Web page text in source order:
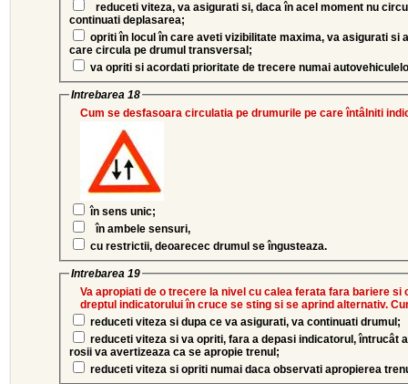
reduceti viteza, va asigurati si, daca în acel moment nu
continuati deplasarea;
care circula pe drumul transversal;
va opriti si acordati prioritate de trecere numai
Intrebarea 18
Cum se desfasoara circulatia pe drumurile pe care întâlniti
în sens unic;
în ambele sensuri,
cu restrictii, deoarecec drumul se îngusteaza.
Intrebarea 19
Va apropiati de o trecere la nivel cu calea ferata fara bariere si
dreptul indicatorului în cruce se sting si se aprind alternativ.
reduceti viteza si dupa ce va asigurati, va continuati drumul;
rosii va avertizeaza ca se apropie trenul;
reduceti viteza si opriti numai daca observati apropierea